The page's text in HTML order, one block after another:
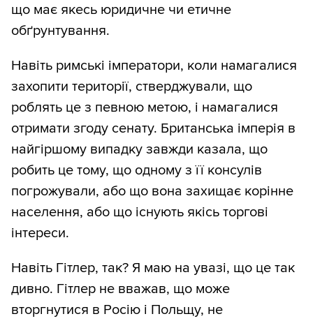
що має якесь юридичне чи етичне
обґрунтування.
Навіть римські імператори, коли намагалися
захопити території, стверджували, що
роблять це з певною метою, і намагалися
отримати згоду сенату. Британська імперія в
найгіршому випадку завжди казала, що
робить це тому, що одному з її консулів
погрожували, або що вона захищає корінне
населення, або що існують якісь торгові
інтереси.
Навіть Гітлер, так? Я маю на увазі, що це так
дивно. Гітлер не вважав, що може
вторгнутися в Росію і Польщу, не